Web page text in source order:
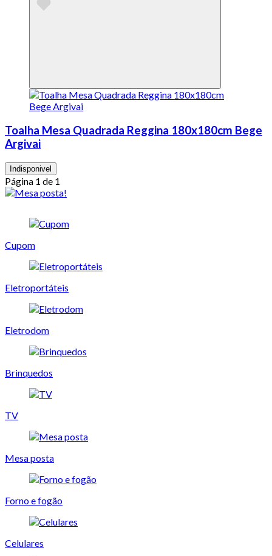
Toalha Mesa Quadrada Reggina 180x180cm Bege
Argivai
Indisponivel
Página 1 de 1
Cupom
Eletroportáteis
Eletrodom
Brinquedos
TV
Mesa posta
Forno e fogão
Celulares